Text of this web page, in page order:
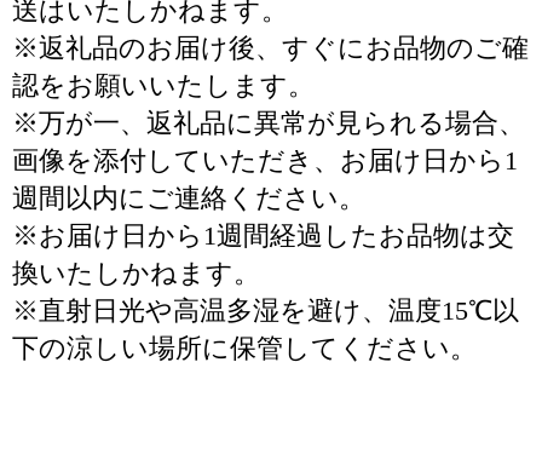
送はいたしかねます。
※返礼品のお届け後、すぐにお品物のご確
認をお願いいたします。
※万が一、返礼品に異常が見られる場合、
画像を添付していただき、お届け日から1
週間以内にご連絡ください。
※お届け日から1週間経過したお品物は交
換いたしかねます。
※直射日光や高温多湿を避け、温度15℃以
下の涼しい場所に保管してください。